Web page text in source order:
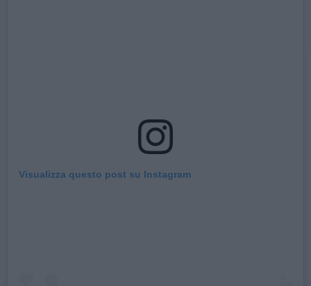
Visualizza questo post su Instagram